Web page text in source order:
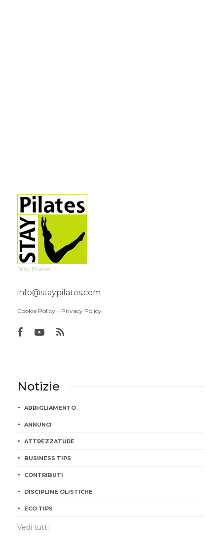
Stay Pilates
info@staypilates.com
Cookie Policy – Privacy Policy
Notizie
ABBIGLIAMENTO
ANNUNCI
ATTREZZATURE
BUSINESS TIPS
CONTRIBUTI
DISCIPLINE OLISTICHE
ECO TIPS